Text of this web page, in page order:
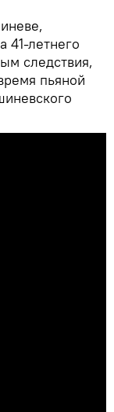
41-летнего
следствия,
пьяной